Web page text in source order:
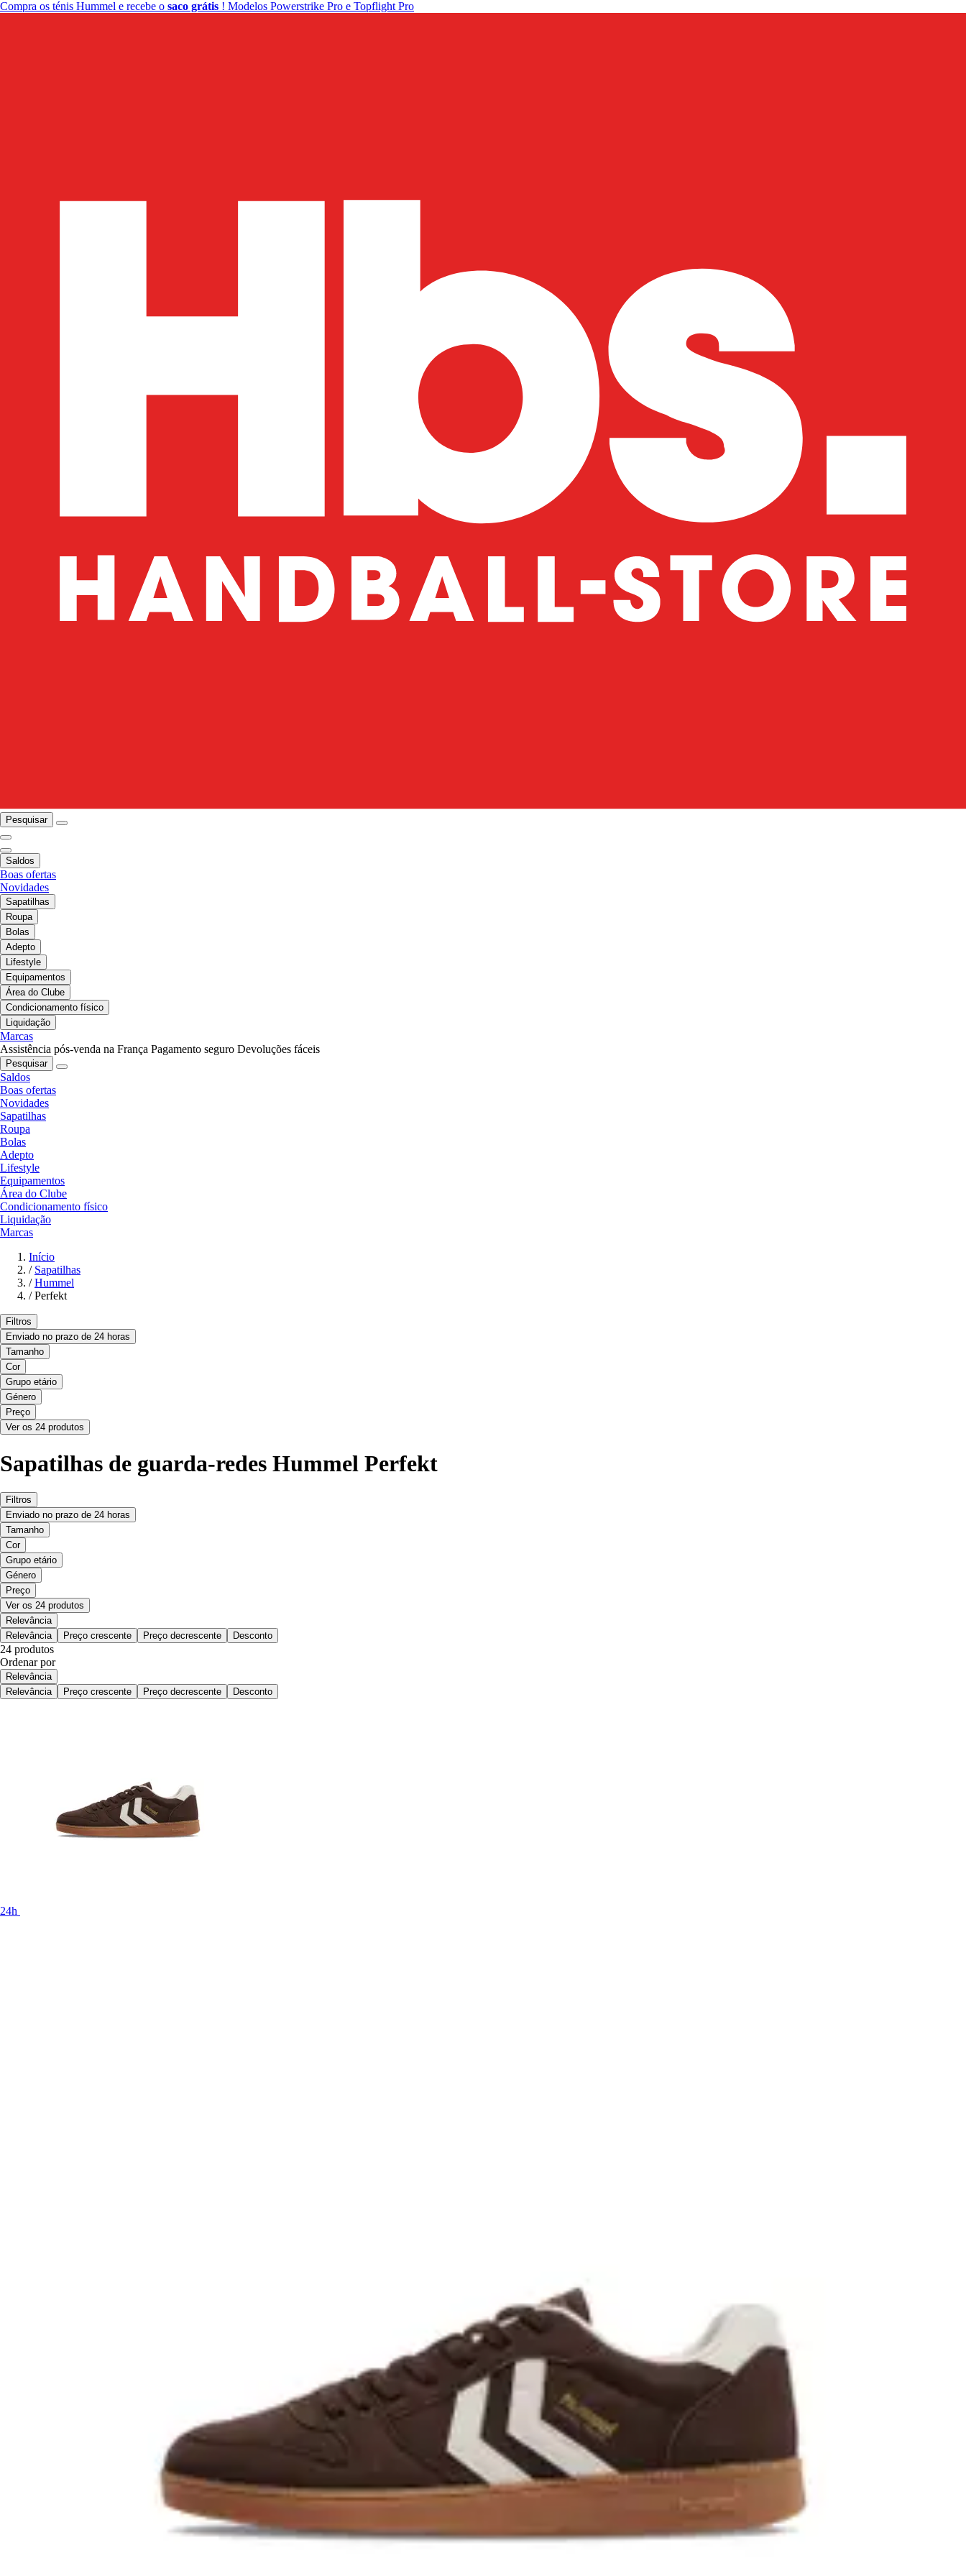
Compra os ténis Hummel e recebe o saco grátis ! Modelos Powerstrike Pro e Topflight Pro
Pesquisar
Saldos
Boas ofertas
Novidades
Sapatilhas
Roupa
Bolas
Adepto
Lifestyle
Equipamentos
Área do Clube
Condicionamento físico
Liquidação
Marcas
Assistência pós-venda na França Pagamento seguro Devoluções fáceis
Pesquisar
Saldos
Boas ofertas
Novidades
Sapatilhas
Roupa
Bolas
Adepto
Lifestyle
Equipamentos
Área do Clube
Condicionamento físico
Liquidação
Marcas
Início
/ Sapatilhas
/ Hummel
/ Perfekt
Filtros
Enviado no prazo de 24 horas
Tamanho
Cor
Grupo etário
Género
Preço
Ver os 24 produtos
Sapatilhas de guarda-redes Hummel Perfekt
Filtros
Enviado no prazo de 24 horas
Tamanho
Cor
Grupo etário
Género
Preço
Ver os 24 produtos
Relevância
Relevância
Preço crescente Preço decrescente Desconto
24 produtos
Ordenar por
Relevância
Relevância
Preço crescente Preço decrescente Desconto
24h